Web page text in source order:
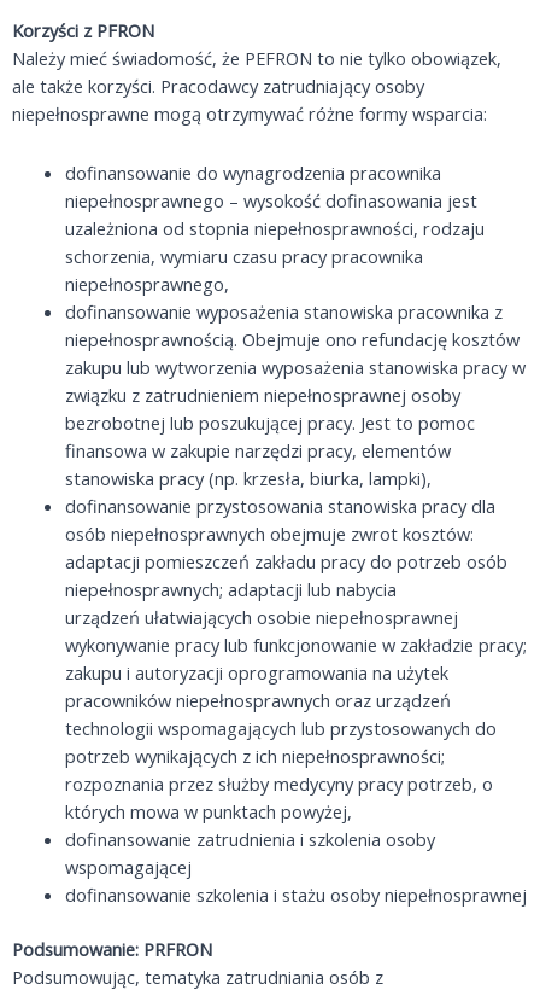
Korzyści z PFRON
Należy mieć świadomość, że PEFRON to nie tylko obowiązek,
ale także korzyści. Pracodawcy zatrudniający osoby
niepełnosprawne mogą otrzymywać różne formy wsparcia:
dofinansowanie do wynagrodzenia pracownika
niepełnosprawnego – wysokość dofinasowania jest
uzależniona od stopnia niepełnosprawności, rodzaju
schorzenia, wymiaru czasu pracy pracownika
niepełnosprawnego,
dofinansowanie wyposażenia stanowiska pracownika z
niepełnosprawnością. Obejmuje ono refundację kosztów
zakupu lub wytworzenia wyposażenia stanowiska pracy w
związku z zatrudnieniem niepełnosprawnej osoby
bezrobotnej lub poszukującej pracy. Jest to pomoc
finansowa w zakupie narzędzi pracy, elementów
stanowiska pracy (np. krzesła, biurka, lampki),
dofinansowanie przystosowania stanowiska pracy dla
osób niepełnosprawnych obejmuje zwrot kosztów:
adaptacji pomieszczeń zakładu pracy do potrzeb osób
niepełnosprawnych; adaptacji lub nabycia
urządzeń ułatwiających osobie niepełnosprawnej
wykonywanie pracy lub funkcjonowanie w zakładzie pracy;
zakupu i autoryzacji oprogramowania na użytek
pracowników niepełnosprawnych oraz urządzeń
technologii wspomagających lub przystosowanych do
potrzeb wynikających z ich niepełnosprawności;
rozpoznania przez służby medycyny pracy potrzeb, o
których mowa w punktach powyżej,
dofinansowanie zatrudnienia i szkolenia osoby
wspomagającej
dofinansowanie szkolenia i stażu osoby niepełnosprawnej
Podsumowanie: PRFRON
Podsumowując, tematyka zatrudniania osób z